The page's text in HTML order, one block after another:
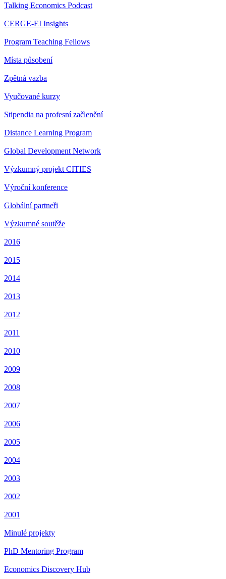
Talking Economics Podcast
CERGE-EI Insights
Program Teaching Fellows
Místa působení
Zpětná vazba
Vyučované kurzy
Stipendia na profesní začlenění
Distance Learning Program
Global Development Network
Výzkumný projekt CITIES
Výroční konference
Globální partneři
Výzkumné soutěže
2016
2015
2014
2013
2012
2011
2010
2009
2008
2007
2006
2005
2004
2003
2002
2001
Minulé projekty
PhD Mentoring Program
Economics Discovery Hub